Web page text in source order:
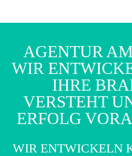
AGENTUR
WIR
IHRE
VERSTEHT
ERFOLG
WIR ENTWICKELN